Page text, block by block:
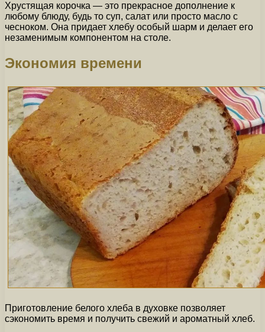
Хрустящая корочка — это прекрасное дополнение к
любому блюду, будь то суп, салат или просто масло с
чесноком. Она придает хлебу особый шарм и делает его
незаменимым компонентом на столе.
Экономия времени
Приготовление белого хлеба в духовке позволяет
сэкономить время и получить свежий и ароматный хлеб.